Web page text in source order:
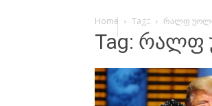
Home Tags რალფ
Tag: რალფ